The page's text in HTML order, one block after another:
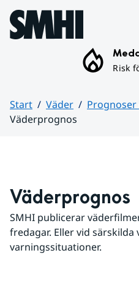
Hoppa till sidans innehåll
Risk
Start Väder
Väderprognos
Väderprognos
SMHI publicerar
fredagar. Eller vid särskilda
varningssituationer.